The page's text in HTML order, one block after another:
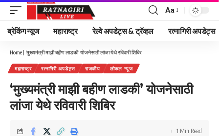
Font
Resizer
Aa
ब्रेकिंग न्यूज महाराष्ट्र रेल्वे अपडेट्स & ट्रॅव्हल रत्नागिरी अपडेट्स
Home | ‘मुख्यमंत्री माझी बहीण लाडकी’ योजनेसाठी लांजा येथे रविवारी शिबिर
महाराष्ट्र रत्नागिरी अपडेट्स राजकीय लोकल न्यूज
‘मुख्यमंत्री माझी बहीण लाडकी’ योजनेसाठी
लांजा येथे रविवारी शिबिर
1 Min Read